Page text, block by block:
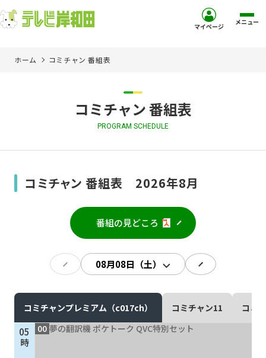
ご加入を検討中の方
現在ご利用中の方
マイページ メニュー
ホーム コミチャン 番組表
コミチャン 番組表
PROGRAM SCHEDULE
コミチャン 番組表 2026年8月
番組の見どころ
コミチャンプレミアム（c017ch） コミチャン11 コミ
05
時
00 夢の翻訳機 ポケトーク QVC特別セット